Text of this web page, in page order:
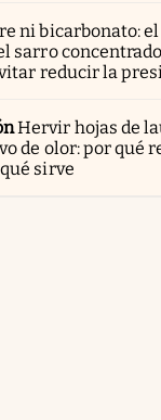
ni bicarbonato:
sarro
reducir la
Hervir hojas de
de olor: por qué
sirve